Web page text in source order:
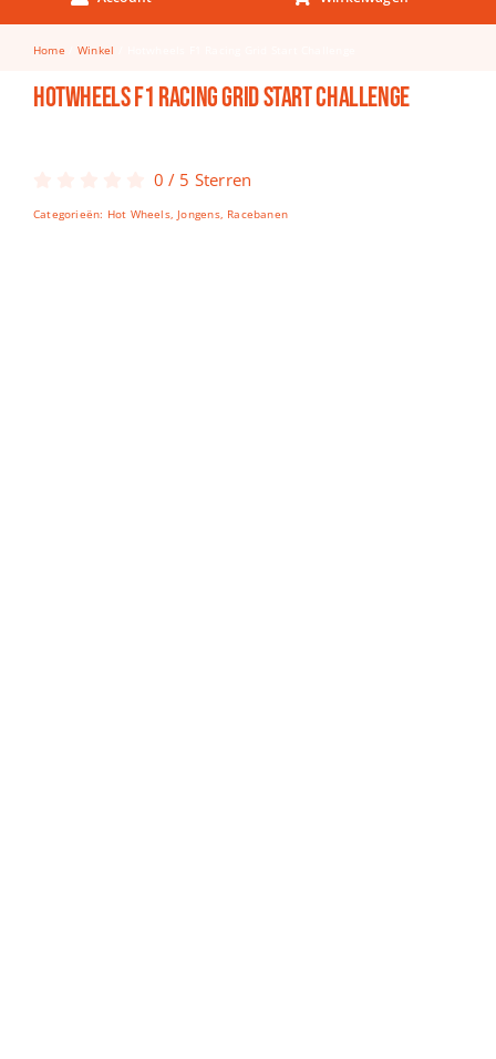
Keuken & Tafelen
Kinderfietsen
Knutselen
Spellen
Home Winkel
Hotwheels F1 Racing Grid Start Challenge
0 / 5 Sterren
Categorieën: Hot Wheels, Jongens, Racebanen